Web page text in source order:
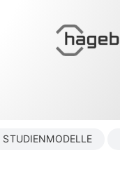
STUDIENMODELLE